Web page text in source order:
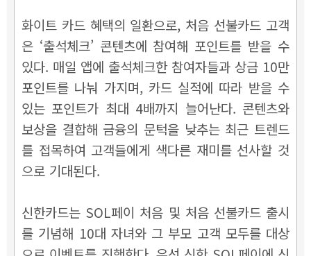
화이트 카드 혜택의 일환으로, 처음 선불카드 고객
은 ‘출석체크’ 콘텐츠에 참여해 포인트를 받을 수
있다. 매일 앱에 출석체크한 참여자들과 상금 10만
포인트를 나눠 가지며, 카드 실적에 따라 받을 수
있는 포인트가 최대 4배까지 늘어난다. 콘텐츠와
보상을 결합해 금융의 문턱을 낮추는 최근 트렌드
를 접목하여 고객들에게 색다른 재미를 선사할 것
으로 기대된다.
신한카드는 SOL페이 처음 및 처음 선불카드 출시
를 기념해 10대 자녀와 그 부모 고객 모두를 대상